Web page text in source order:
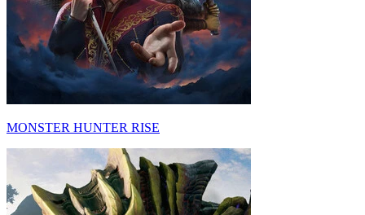
MONSTER HUNTER RISE